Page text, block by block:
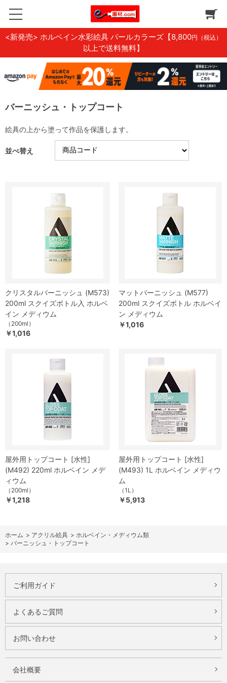
<新発売> ホルベイン水彩絵具 パールカラーズ 【8,800円（税込）
以上で送料無料】
バーニッシュ・トップコート
絵具の上から塗って作品を保護します。
並べ替え
クリスタルバーニッシュ (M573)
200ml スクイズボトル入 ホルベ
イン メディウム
（200ml）
￥1,016
マットバーニッシュ (M577)
200ml スクイズボトル ホルベイ
ン メディウム
￥1,016
屋外用トップコート [水性]
(M492) 220ml ホルベイン メデ
ィウム
（200ml）
￥1,218
屋外用トップコート [水性]
(M493) 1L ホルベイン メディウ
ム
（1L）
￥5,913
ホーム > アクリル絵具 > ホルベイン・メディウム類
> バーニッシュ・トップコート
ご利用ガイド
よくあるご質問
お問い合わせ
会社概要